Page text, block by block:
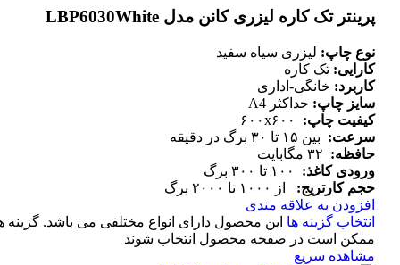
پرینتر تک کاره لیزری کانن مدل LBP6030White
نوع چاپ: لیزری سیاه سفید
کارایی: تک کاره
کاربرد: خانگی-اداری
سایز چاپ: حداکثر A4
کیفیت چاپ:
۶۰۰x۶۰۰
سرعت: بین ۱۵ تا ۳۰ برگ در دقیقه
حافظه: ۳۲ مگابایت
ورودی کاغذ:
۱۰۰ تا ۳۰۰ برگ
حجم کارتریج:
از ۱۰۰۰ تا ۲۰۰۰ برگ
افزودن به علاقه مندی
انتخاب گزینه ها این محصول دارای انواع مختلفی می باشد. گزینه
ممکن است در صفحه محصول انتخاب شوند
مشاهده سریع